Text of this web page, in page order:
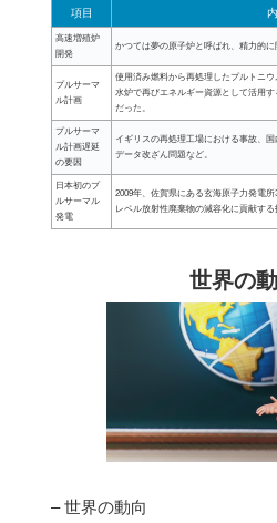
項目
高速増殖炉
開発
かつては夢の原子炉と呼ばれ、精力的に
プルサーマ
ル計画
使用済み燃料から再処理したプルトニ
水炉で再びエネルギー資源として活用
だった。
プルサーマ
ル計画遅延
の要因
イギリスの再処理工場における事故、
データ改ざん問題など。
日本初のプ
ルサーマル
発電
2009年、佐賀県にある玄海原子力発電
レベル放射性廃棄物の減容化に貢献する
世界の
– 世界の動向